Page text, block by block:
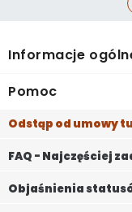
Informacje
Pomoc
Odstąp od umowy
FAQ - Najczęściej
Objaśnienia